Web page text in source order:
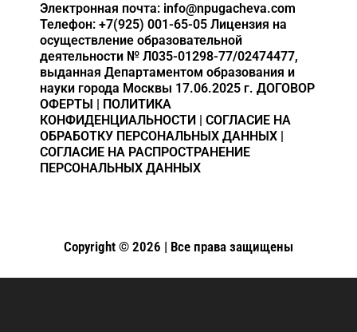
Электронная почта: info@npugacheva.com
Телефон: +7(925) 001-65-05 Лицензия на
осуществление образовательной
деятельности № Л035-01298-77/02474477,
выданная Департаментом образования и
науки города Москвы 17.06.2025 г. ДОГОВОР
ОФЕРТЫ | ПОЛИТИКА
КОНФИДЕНЦИАЛЬНОСТИ | СОГЛАСИЕ НА
ОБРАБОТКУ ПЕРСОНАЛЬНЫХ ДАННЫХ |
СОГЛАСИЕ НА РАСПРОСТРАНЕНИЕ
ПЕРСОНАЛЬНЫХ ДАННЫХ
Copyright © 2026 | Все права защищены